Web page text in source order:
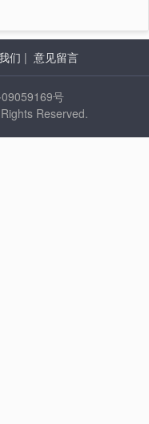
们 | 意见留言
号
Reserved.